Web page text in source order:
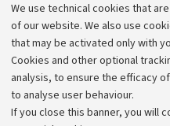
We use technical cookies that
of our website. We also use
that may be activated only with
Cookies and other optional
analysis, to ensure the efficacy
to analyse user behaviour.
If you close this banner, you will
Alumni